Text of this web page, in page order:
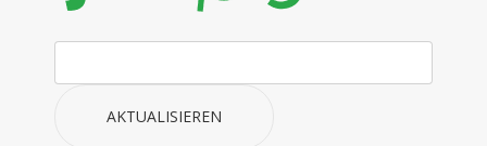
AKTUALISIEREN